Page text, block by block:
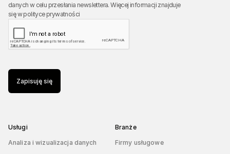
danych w celu przesłania newslettera. Więcej informacji znajduje
się wpolityce prywatności
Zapisuję się
Usługi
Analiza i wizualizacja danych
Branże
Firmy usługowe